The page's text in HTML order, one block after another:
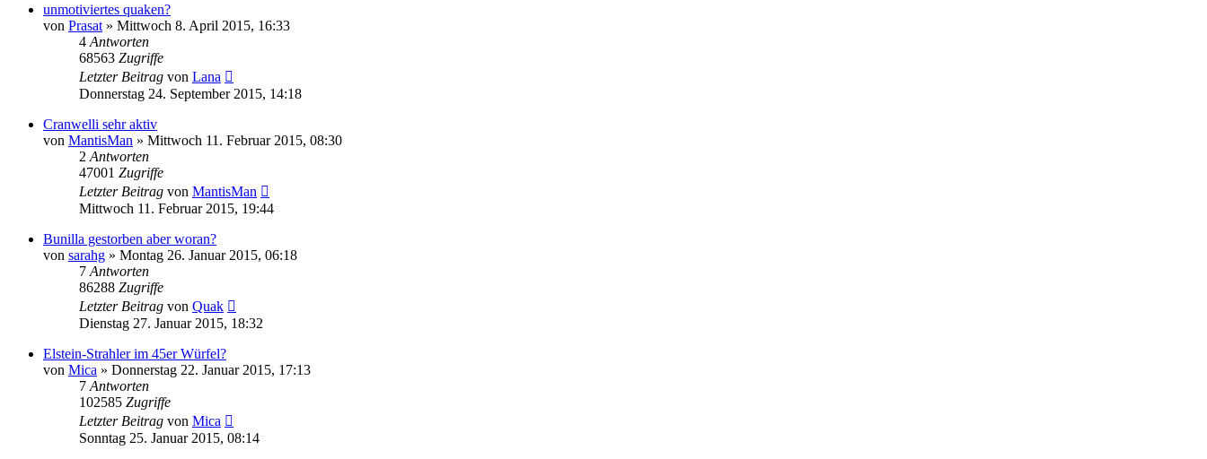
unmotiviertes quaken?
von Prasat » Mittwoch 8. April 2015, 16:33
4 Antworten
68563 Zugriffe
Letzter Beitrag von Lana
Donnerstag 24. September 2015, 14:18
Cranwelli sehr aktiv
von MantisMan » Mittwoch 11. Februar 2015, 08:30
2 Antworten
47001 Zugriffe
Letzter Beitrag von MantisMan
Mittwoch 11. Februar 2015, 19:44
Bunilla gestorben aber woran?
von sarahg » Montag 26. Januar 2015, 06:18
7 Antworten
86288 Zugriffe
Letzter Beitrag von Quak
Dienstag 27. Januar 2015, 18:32
Elstein-Strahler im 45er Würfel?
von Mica » Donnerstag 22. Januar 2015, 17:13
7 Antworten
102585 Zugriffe
Letzter Beitrag von Mica
Sonntag 25. Januar 2015, 08:14